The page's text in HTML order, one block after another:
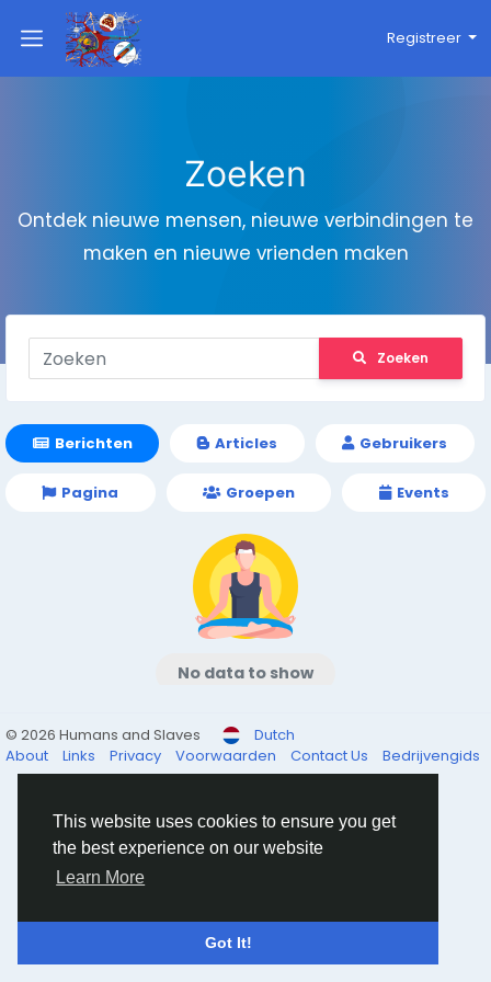
This website uses cookies to ensure you get
the best experience on our website
Learn More
Got It!
Registreer
Zoeken
Ontdek nieuwe mensen, nieuwe verbindingen te
maken en nieuwe vrienden maken
Zoeken
Berichten Articles Gebruikers
Pagina Groepen Events
No data to show
© 2026 Humans and Slaves
Dutch
About
Links Privacy Voorwaarden Contact Us Bedrijvengids